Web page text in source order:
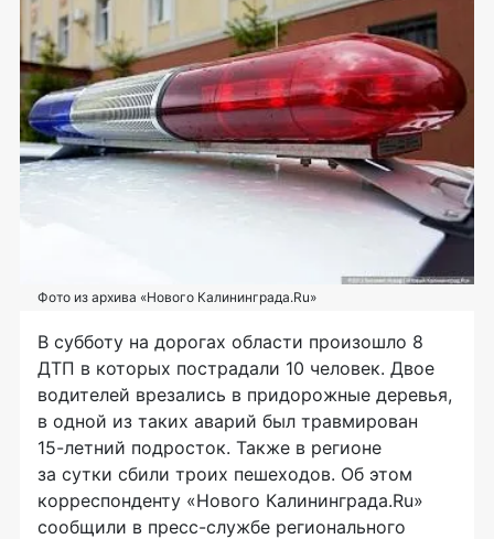
Фото из архива «Нового Калининграда.Ru»
В субботу на дорогах области произошло 8
ДТП в которых пострадали 10 человек. Двое
водителей врезались в придорожные деревья,
в одной из таких аварий был травмирован
15-летний подросток. Также в регионе
за сутки сбили троих пешеходов. Об этом
корреспонденту «Нового Калининграда.Ru»
сообщили в пресс-службе регионального